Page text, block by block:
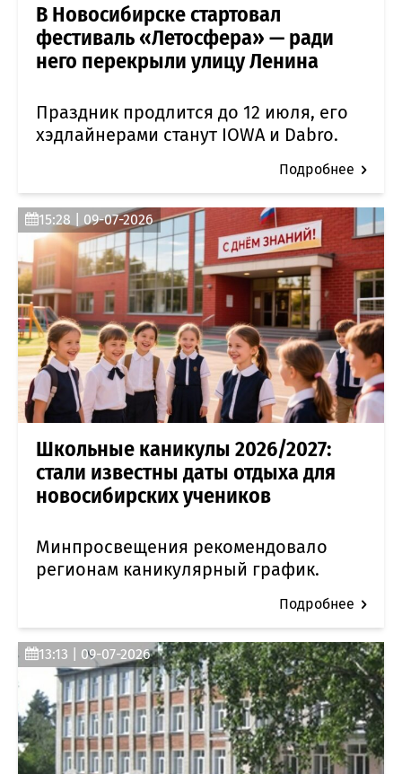
В Новосибирске стартовал
фестиваль «Летосфера» — ради
него перекрыли улицу Ленина
Праздник продлится до 12 июля, его
хэдлайнерами станут IOWA и Dabro.
Подробнее
15:28 | 09-07-2026
Школьные каникулы 2026/2027:
стали известны даты отдыха для
новосибирских учеников
Минпросвещения рекомендовало
регионам каникулярный график.
Подробнее
13:13 | 09-07-2026